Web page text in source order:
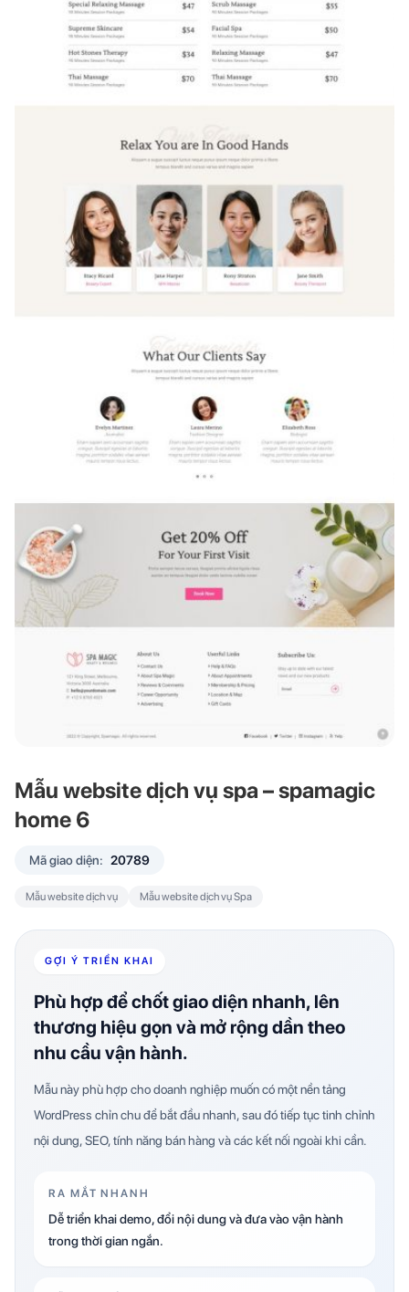
Mẫu website dịch vụ spa – spamagic
home 6
Mã giao diện: 20789
Mẫu website dịch vụ Mẫu website dịch vụ Spa
GỢI Ý TRIỂN KHAI
Phù hợp để chốt giao diện nhanh, lên
thương hiệu gọn và mở rộng dần theo
nhu cầu vận hành.
Mẫu này phù hợp cho doanh nghiệp muốn có một nền tảng
WordPress chỉn chu để bắt đầu nhanh, sau đó tiếp tục tinh chỉnh
nội dung, SEO, tính năng bán hàng và các kết nối ngoài khi cần.
RA MẮT NHANH
Dễ triển khai demo, đổi nội dung và đưa vào vận hành
trong thời gian ngắn.